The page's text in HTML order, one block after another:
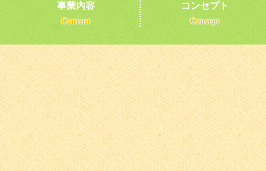
事業内容
Content
コンセプト
Concept